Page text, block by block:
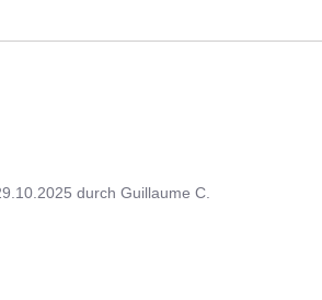
durchGuillaume C.